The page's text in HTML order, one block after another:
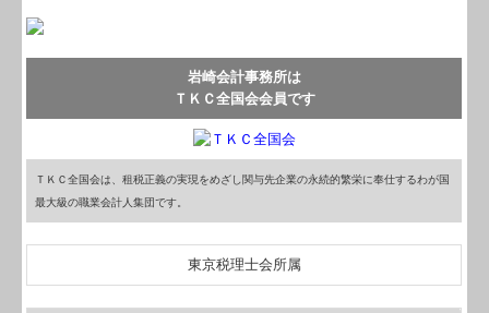
岩崎会計事務所は
ＴＫＣ全国会会員です
ＴＫＣ全国会は、租税正義の実現をめざし関与先企業の永続的繁栄に奉仕するわが国
最大級の職業会計人集団です。
東京税理士会所属